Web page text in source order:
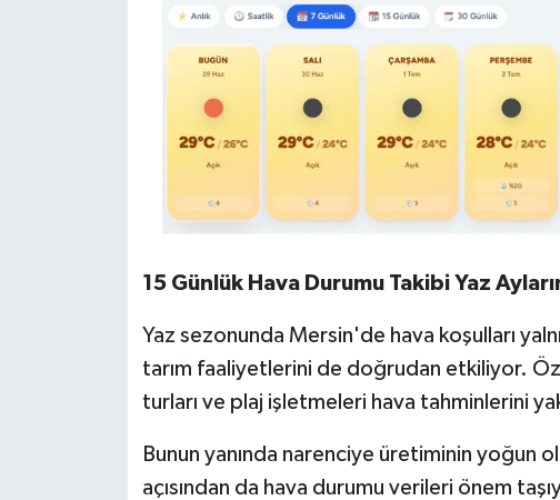
15 Günlük Hava Durumu Takibi Yaz
Yaz sezonunda Mersin'de hava koşulları
tarım faaliyetlerini de doğrudan etkiliyor.
turları ve plaj işletmeleri hava tahminlerini
Bunun yanında narenciye üretiminin yoğun
açısından da hava durumu verileri önem